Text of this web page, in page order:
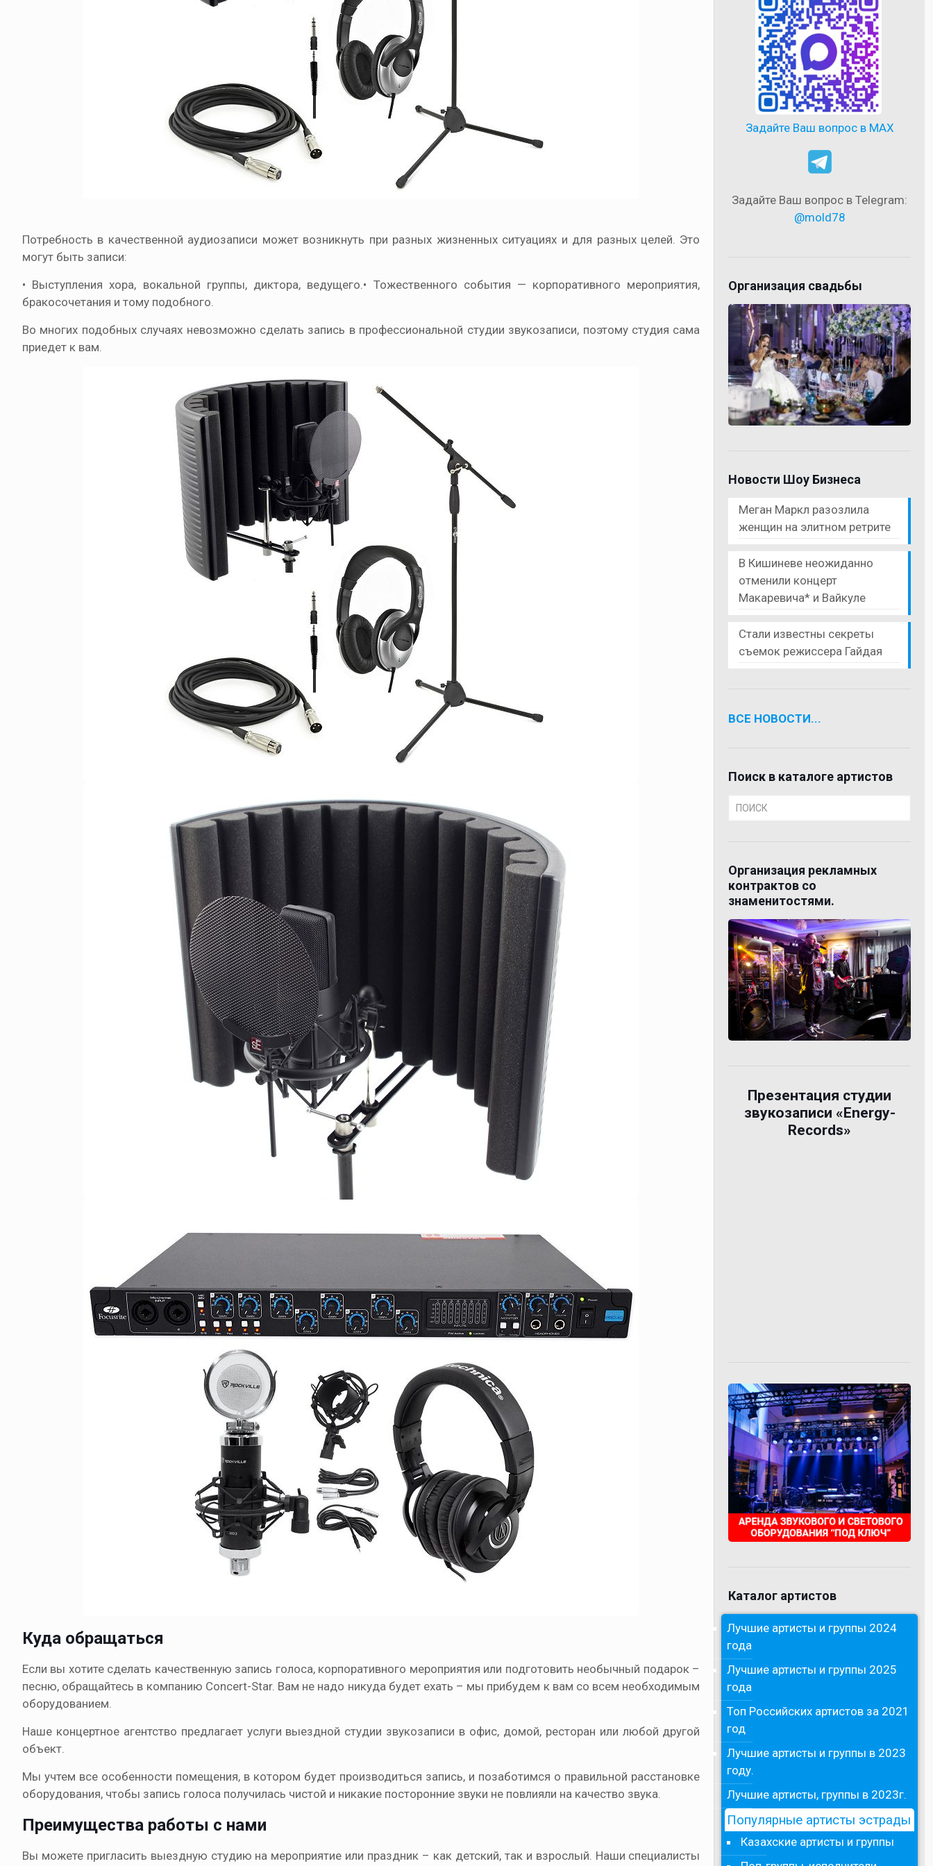
Потребность в качественной аудиозаписи может возникнуть при разных жизненных ситуациях и для разных целей. Это
могут быть записи:
• Выступления хора, вокальной группы, диктора, ведущего.• Тожественного события — корпоративного мероприятия,
бракосочетания и тому подобного.
Во многих подобных случаях невозможно сделать запись в профессиональной студии звукозаписи, поэтому студия сама
приедет к вам.
Куда обращаться
Если вы хотите сделать качественную запись голоса, корпоративного мероприятия или подготовить необычный подарок –
песню, обращайтесь в компанию Concert-Star. Вам не надо никуда будет ехать – мы прибудем к вам со всем необходимым
оборудованием.
Наше концертное агентство предлагает услуги выездной студии звукозаписи в офис, домой, ресторан или любой другой
объект.
Мы учтем все особенности помещения, в котором будет производиться запись, и позаботимся о правильной расстановке
оборудования, чтобы запись голоса получилась чистой и никакие посторонние звуки не повлияли на качество звука.
Преимущества работы с нами
Вы можете пригласить выездную студию на мероприятие или праздник – как детский, так и взрослый. Наши специалисты
Задайте Ваш вопрос в MAX
Задайте Ваш вопрос в Telegram:
@mold78
Организация свадьбы
Новости Шоу Бизнеса
Меган Маркл разозлила
женщин на элитном ретрите
В Кишиневе неожиданно
отменили концерт
Макаревича* и Вайкуле
Стали известны секреты
съемок режиссера Гайдая
ВСЕ НОВОСТИ...
Поиск в каталоге артистов
Организация рекламных
контрактов со
знаменитостями.
Презентация студии
звукозаписи «Energy-
Records»
Каталог артистов
Лучшие артисты и группы 2024
года
Лучшие артисты и группы 2025
года
Топ Российских артистов за 2021
год
Лучшие артисты и группы в 2023
году.
Лучшие артисты, группы в 2023г.
Популярные артисты эстрады
Казахские артисты и группы